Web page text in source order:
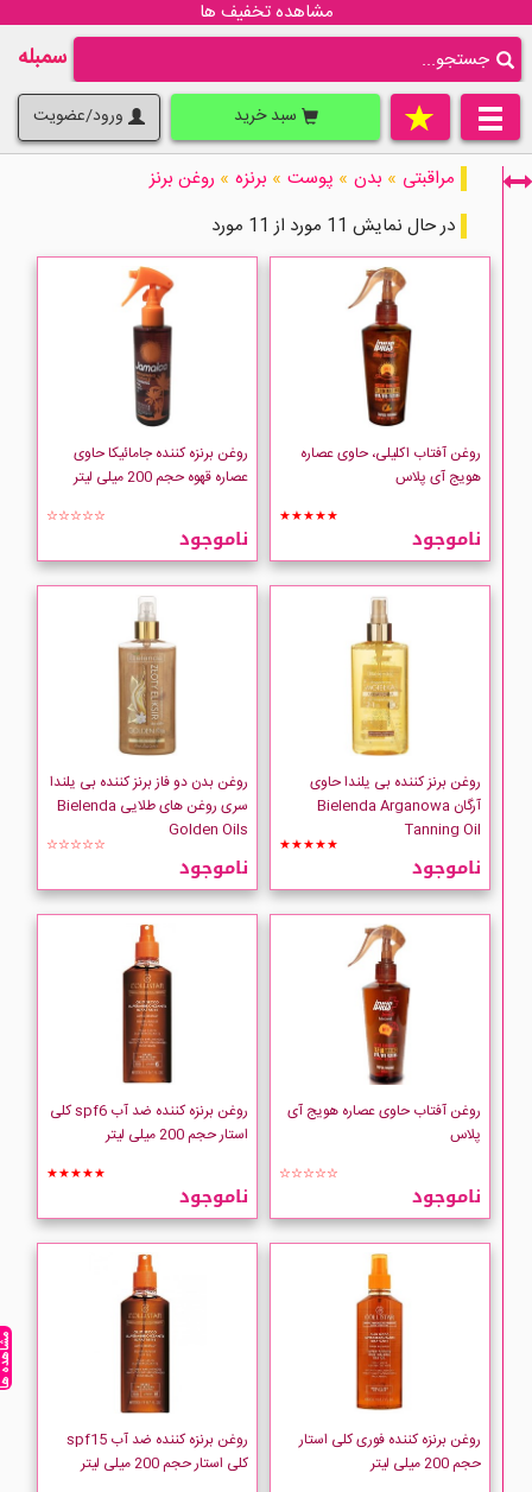
مشاهده تخفیف ها
سمبله
سبد خرید ورود/عضویت
فقط نمایش کالاهای موجود
Bielenda
Collistar
COMEON
comfort zone
EVOLUderm
IPLUS
Jamaica
مراقبتی » بدن » پوست » برنزه » روغن برنز
در حال نمایش 11 مورد از 11 مورد
روغن آفتاب اکلیلی، حاوی عصاره
هویج آی پلاس
★★★★★
ناموجود
روغن برنزه کننده جامائیکا حاوی
عصاره قهوه حجم 200 میلی لیتر
☆☆☆☆☆
ناموجود
روغن برنز کننده بی یلندا حاوی
آرگان Bielenda Arganowa
Tanning Oil
★★★★★
ناموجود
روغن بدن دو فاز برنز کننده بی یلندا
سری روغن های طلایی Bielenda
Golden Oils
☆☆☆☆☆
ناموجود
روغن آفتاب حاوی عصاره هویج آی
پلاس
☆☆☆☆☆
ناموجود
روغن برنزه کننده ضد آب spf6 کلی
استار حجم 200 میلی لیتر
★★★★★
ناموجود
روغن برنزه کننده فوری کلی استار
حجم 200 میلی لیتر
روغن برنزه کننده ضد آب spf15
کلی استار حجم 200 میلی لیتر